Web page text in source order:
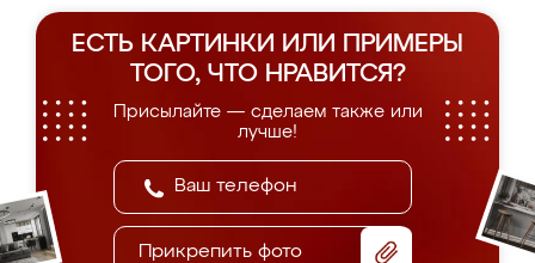
ЕСТЬ КАРТИНКИ ИЛИ ПРИМЕРЫ
ТОГО, ЧТО НРАВИТСЯ?
Присылайте — сделаем также или
лучше!
Прикрепить фото